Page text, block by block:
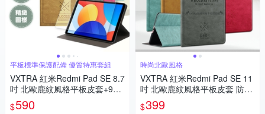
平板標準保護配備 優質特惠套組
VXTRA 紅米Redmi Pad SE 8.7
吋 北歐鹿紋風格平板皮套+9H
鋼化玻璃貼(合購價)
$590
時尚北歐風格
VXTRA 紅米Redmi Pad SE 11
吋 北歐鹿紋風格平板皮套 防潑
水立架保護套
$399